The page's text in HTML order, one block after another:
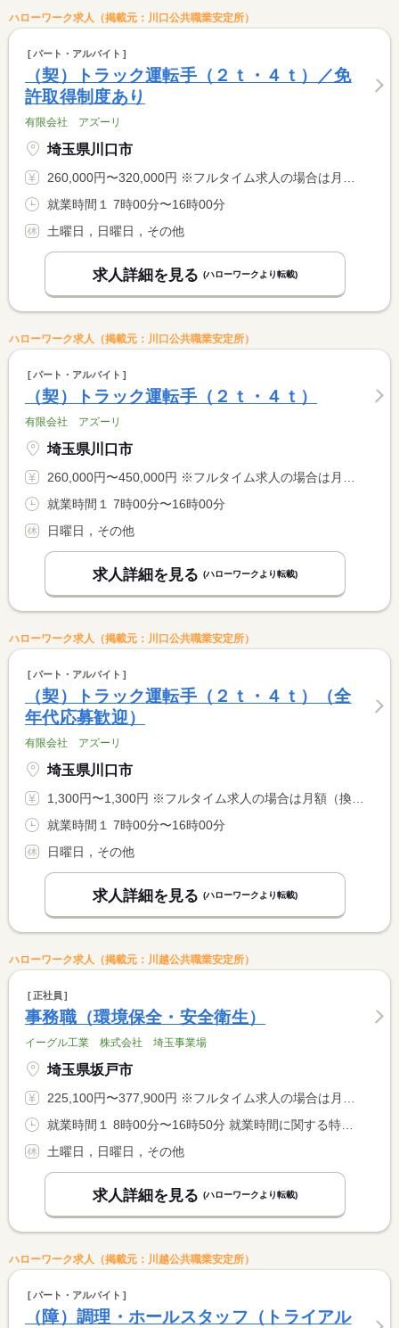
ハローワーク求人（掲載元：川口公共職業安定所）
パート・アルバイト
（契）トラック運転手（２ｔ・４ｔ）／免
許取得制度あり
有限会社 アズーリ
埼玉県川口市
260,000円〜320,000円 ※フルタイム求人の場合は月額（換算額）、パート求人の場合は時間額を表示しています。
就業時間１ 7時00分〜16時00分
土曜日，日曜日，その他
求人詳細を見る (ハローワークより転載)
ハローワーク求人（掲載元：川口公共職業安定所）
パート・アルバイト
（契）トラック運転手（２ｔ・４ｔ）
有限会社 アズーリ
埼玉県川口市
260,000円〜450,000円 ※フルタイム求人の場合は月額（換算額）、パート求人の場合は時間額を表示しています。
就業時間１ 7時00分〜16時00分
日曜日，その他
求人詳細を見る (ハローワークより転載)
ハローワーク求人（掲載元：川口公共職業安定所）
パート・アルバイト
（契）トラック運転手（２ｔ・４ｔ）（全
年代応募歓迎）
有限会社 アズーリ
埼玉県川口市
1,300円〜1,300円 ※フルタイム求人の場合は月額（換算額）、パート求人の場合は時間額を表示しています。
就業時間１ 7時00分〜16時00分
日曜日，その他
求人詳細を見る (ハローワークより転載)
ハローワーク求人（掲載元：川越公共職業安定所）
正社員
事務職（環境保全・安全衛生）
イーグル工業 株式会社 埼玉事業場
埼玉県坂戸市
225,100円〜377,900円 ※フルタイム求人の場合は月額（換算額）、パート求人の場合は時間額を表示しています。
就業時間１ 8時00分〜16時50分 就業時間に関する特記事項 業務の習得状況を見て、フレックスタイムの適用可能
土曜日，日曜日，その他
求人詳細を見る (ハローワークより転載)
ハローワーク求人（掲載元：川越公共職業安定所）
パート・アルバイト
（障）調理・ホールスタッフ（トライアル